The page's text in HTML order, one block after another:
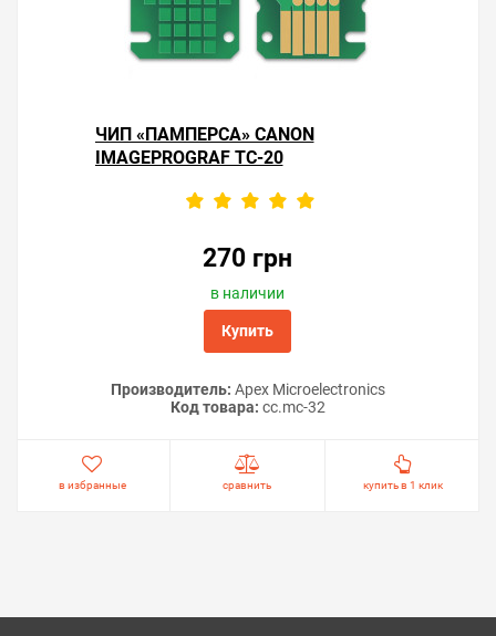
ЧИП «ПАМПЕРСА» CANON
IMAGEPROGRAF TC-20
270 грн
в наличии
Купить
Производитель: Apex Microelectronics
Код товара: cc.mc-32
в избранные сравнить купить в 1 клик